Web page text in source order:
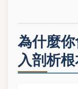
為什麼
入剖析